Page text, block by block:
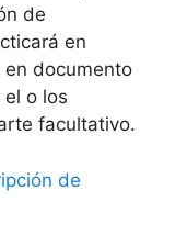
de
en
documento
o los
facultativo.
de